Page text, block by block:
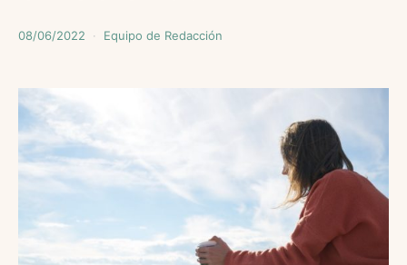
08/06/2022 Equipo de Redacción